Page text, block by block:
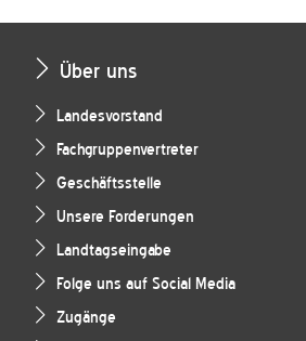
Über uns
Landesvorstand
Fachgruppenvertreter
Geschäftsstelle
Unsere Forderungen
Landtagseingabe
Folge uns auf Social Media
Zugänge